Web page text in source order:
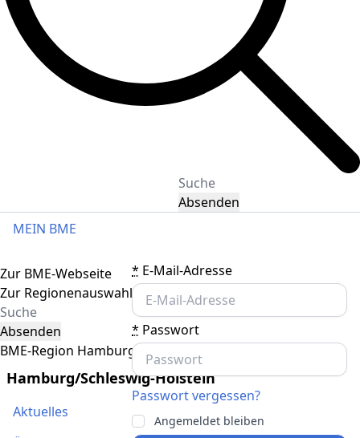
Absenden
MEIN BME
* E-Mail-Adresse
* Passwort
Passwort vergessen?
Angemeldet bleiben
Toggle navigation
Zur BME-Webseite
Zur Regionenauswahl
Absenden
BME-Region Hamburg/Schleswig-Holstein
Hamburg/Schleswig-Holstein
Aktuelles